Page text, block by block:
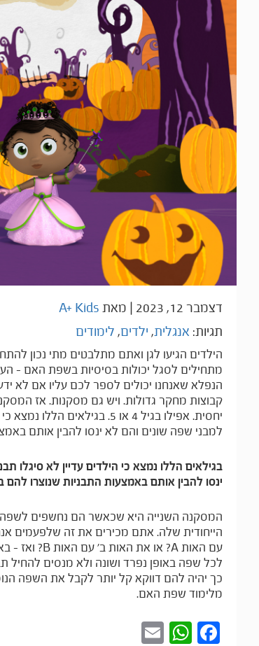
דצמבר 12, 2023 | מאת A+ Kids
תגיות: אנגלית, ילדים, לימודים
הילדים הגיעו לגן ואתם מתלבטים מתי נכון
מתחילים לסגל יכולות בסיסיות בשפת האם –
הנפלא שאנחנו יכולים לספר לכם עליו אם לא
קבוצות מחקר גדולות. ויש גם מסקנות. אז
יחסית. אפילו בגיל 4 או 5.
למבני שפה שונים והם לא ינסו להבין אותם
בגילאים הללו נמצא כי הילדים עדיין לא סיגלו
ינסו להבין אותם באמצעות התבניות שנוצרו
המסקנה השנייה היא שכאשר הם נחשפים לשפה
הייחודית שלה. אתם מכירים את זה שלפעמים
לכל שפה באופן נפרד ושונה ולא מנסים
כך יהיה להם דווקא קל יותר לקבל את השפה
מלימוד שפת האם.
Fa
W